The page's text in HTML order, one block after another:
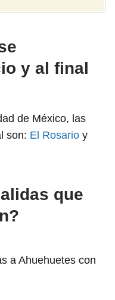
y al final
de México, las
son: El Rosario y
que
a Ahuehuetes con